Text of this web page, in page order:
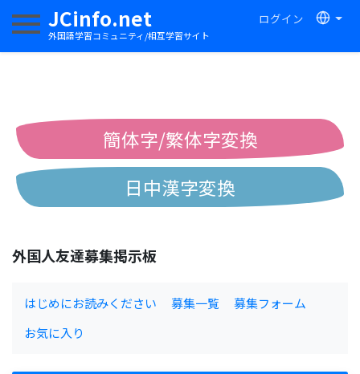
JCinfo.net
外国語学習コミュニティ/相互学習サイト
ログイン
ナビゲーションを切り替える
簡体字/繁体字変換
日中漢字変換
外国人友達募集掲示板
はじめにお読みください 募集一覧
募集フォーム
お気に入り